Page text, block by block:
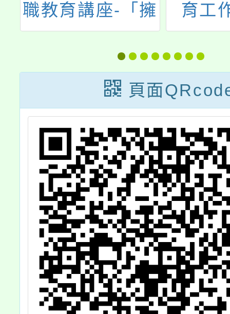
-「擁
-與青
師、
人士
育工作管理計
畫」之食農教育
課程
頁面